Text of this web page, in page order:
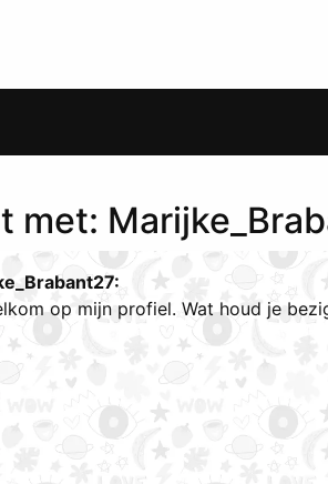
met:
op mijn profiel. Wat houd je